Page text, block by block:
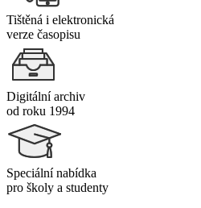
Tištěná i elektronická
verze časopisu
Digitální archiv
od roku 1994
Speciální nabídka
pro školy a studenty